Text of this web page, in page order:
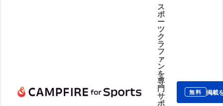
ス
ポ
ー
ツ
ク
ラ
フ
ァ
ン
を
専
門
サ
ポ
無料 掲載